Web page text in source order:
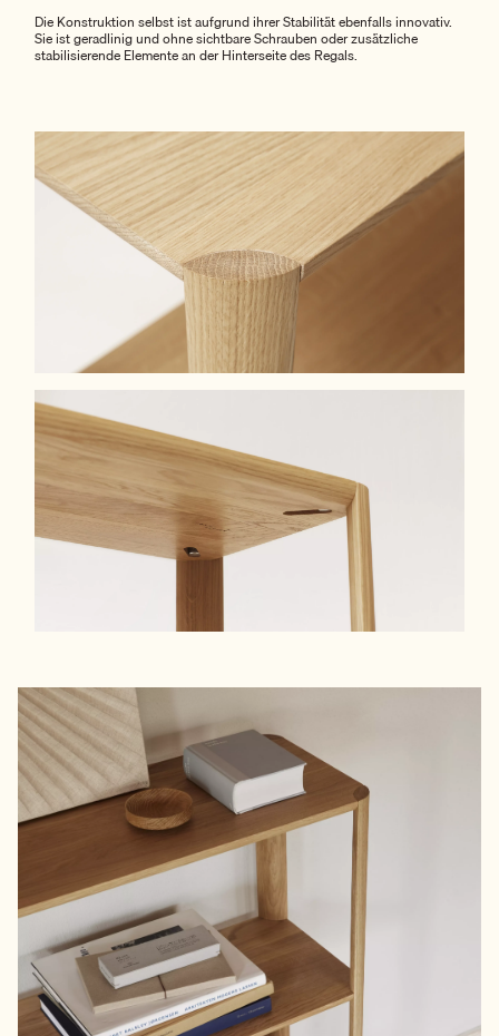
Die Konstruktion selbst ist aufgrund ihrer Stabilität ebenfalls innovativ.
Sie ist geradlinig und ohne sichtbare Schrauben oder zusätzliche
stabilisierende Elemente an der Hinterseite des Regals.